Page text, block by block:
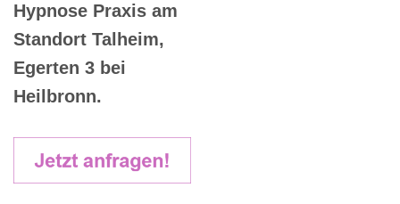
Hypnose Praxis am
Standort Talheim,
Egerten 3 bei
Heilbronn.